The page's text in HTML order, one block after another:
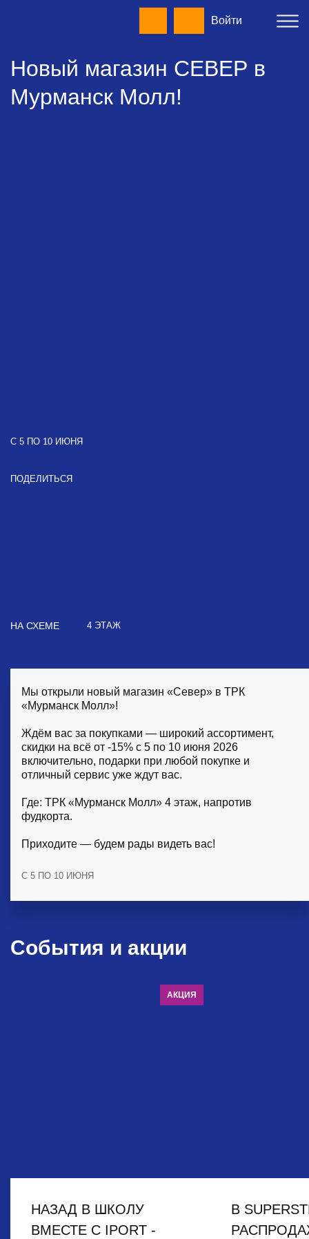
Войти
С 5 ПО 10 ИЮНЯ
ПОДЕЛИТЬСЯ
НА СХЕМЕ 4 ЭТАЖ
Новый магазин СЕВЕР в
Мурманск Молл!
Мы открыли новый магазин «Север» в ТРК
«Мурманск Молл»!
Ждём вас за покупками — широкий ассортимент,
скидки на всё от -15% с 5 по 10 июня 2026
включительно, подарки при любой покупке и
отличный сервис уже ждут вас.
Где: ТРК «Мурманск Молл» 4 этаж, напротив
фудкорта.
Приходите — будем рады видеть вас!
С 5 ПО 10 ИЮНЯ
События и акции
АКЦИЯ
НАЗАД В ШКОЛУ
ВМЕСТЕ С IPORT -
В